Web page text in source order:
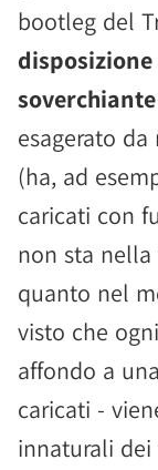
bootleg del
esagerato
(ha, ad
caricati con
non sta
quanto nel
visto che
affondo a
caricati -
innaturali